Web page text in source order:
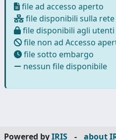
file ad accesso aperto
file disponibili sulla
file disponibili agli
file non ad Accesso
file sotto embargo
nessun file disponibile
Powered byIRIS - about